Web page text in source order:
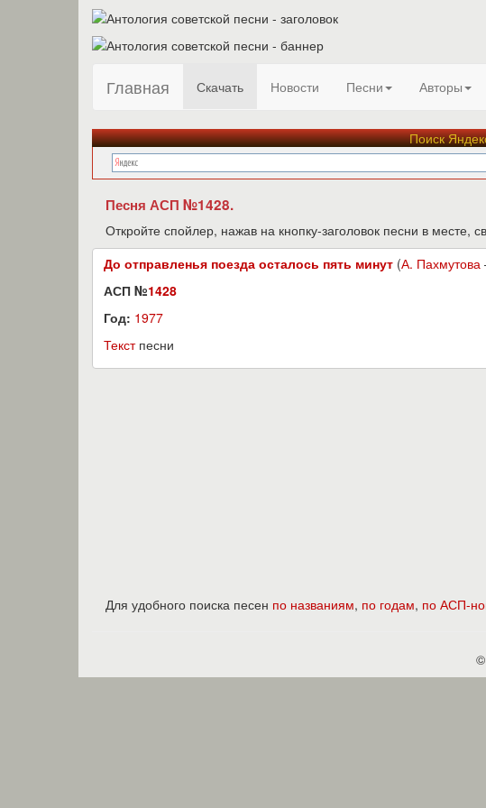
Главная Скачать Новости Песни Авторы
Поиск
Песня АСП №1428.
Откройте спойлер, нажав на кнопку-заголовок песни в месте,
До отправленья поезда осталось пять минут (А. Пахмутова
АСП №1428
Год: 1977
Текстпесни
Для удобного поиска песен по названиям, по годам, по АСП-